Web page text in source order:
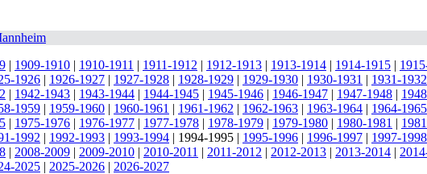
| 1909-1910 | 1910-1911 | 1911-1912 | 1912-1913 | 1913-1914 | 1914-1915 |
1926 | 1926-1927 | 1927-1928 | 1928-1929 | 1929-1930 | 1930-1931 | 1931-1932
| 1942-1943 | 1943-1944 | 1944-1945 | 1945-1946 | 1946-1947 | 1947-1948 |
1959 | 1959-1960 | 1960-1961 | 1961-1962 | 1962-1963 | 1963-1964 | 1964-1965
| 1975-1976 | 1976-1977 | 1977-1978 | 1978-1979 | 1979-1980 | 1980-1981 |
1992 | 1992-1993 | 1993-1994 | 1994-1995 | 1995-1996 | 1996-1997 | 1997-1998
| 2008-2009 | 2009-2010 | 2010-2011 | 2011-2012 | 2012-2013 | 2013-2014 |
2025 | 2025-2026 | 2026-2027